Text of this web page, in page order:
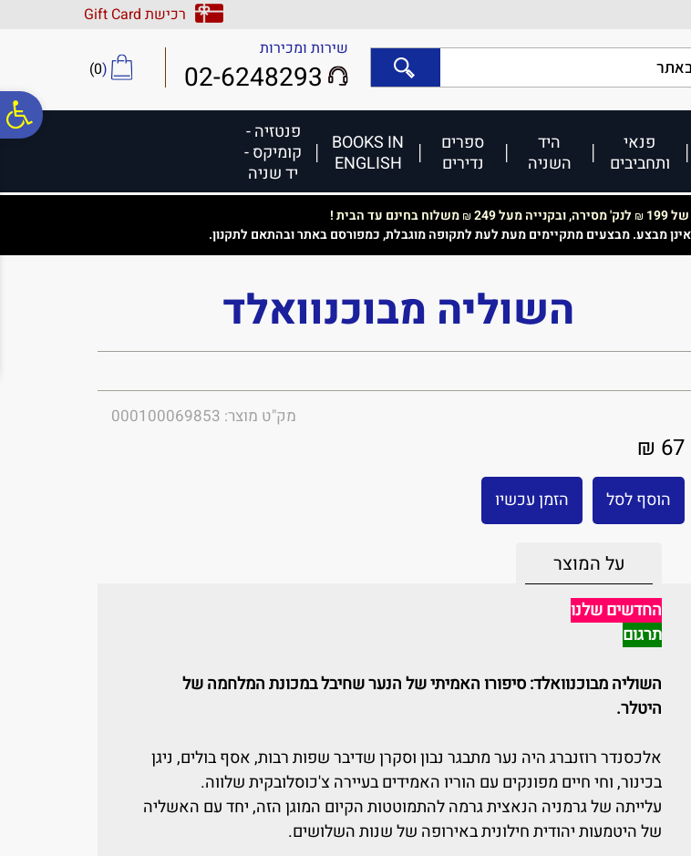
נגישות
אתר
המרכזי
רכישת Gift Card
שירות ומכירות
02-6248293
(
0
)
פנאי
ותחביבים
היד
השניה
ספרים
נדירים
BOOKS IN
ENGLISH
פנטזיה -
קומיקס -
יד שניה
199
₪ לנק' מסירה, ובקנייה מעל 249 ₪משלוח בחינם עד הבית !
מבצע. מבצעים מתקיימים מעת לעת לתקופה מוגבלת, כמפורסם באתר ובהתאם לתקנון.
השוליה מבוכנוואלד
מק"ט מוצר: 000100069853
67 ₪
הוסף לסל הזמן עכשיו
על המוצר
החדשים שלנו
תרגום
השוליה מבוכנוואלד: סיפורו האמיתי של הנער שחיבל במכונת המלחמה של
היטלר.
אלכסנדר רוזנברג היה נער מתבגר נבון וסקרן שדיבר שפות רבות, אסף בולים, ניגן
בכינור, וחי חיים מפונקים עם הוריו האמידים בעיירה צ'כוסלובקית שלווה.
עלייתה של גרמניה הנאצית גרמה להתמוטטות הקיום המוגן הזה, יחד עם האשליה
של היטמעות יהודית חילונית באירופה של שנות השלושים.